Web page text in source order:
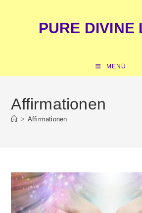
PURE DIVINE
MENÜ
Affirmationen
> Affirmationen